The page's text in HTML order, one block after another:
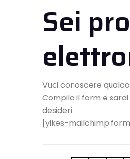
Sei
Vuoi conoscere
Compila il form e
desideri
[yikes-mailchimp